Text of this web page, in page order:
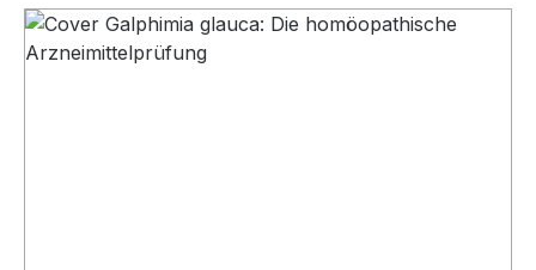
Bildergalerie überspringen